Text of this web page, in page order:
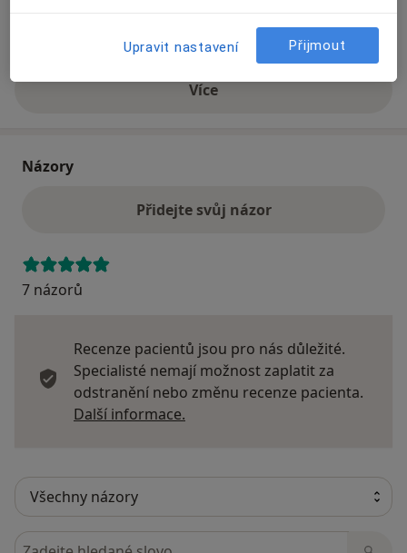
Víceo adrese
Názory
Přidejte svůj názor
7 názorů
Recenze pacientů jsou pro nás důležité.
Specialisté nemají možnost zaplatit za
odstranění nebo změnu recenze pacienta.
Další informace.
Hledejte v názorech
Upravit nastavení Přijmout